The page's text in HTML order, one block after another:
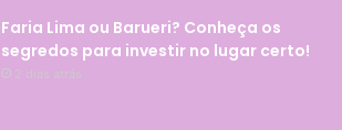
Faria Lima ou Barueri? Conheça os
segredos para investir no lugar certo!
2 dias atrás